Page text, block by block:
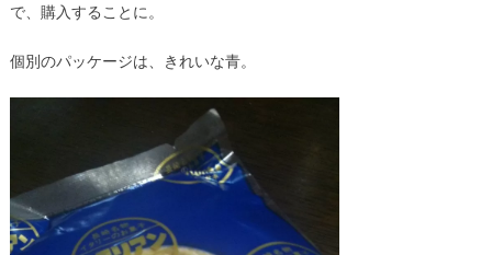
で、購入することに。
個別のパッケージは、きれいな青。